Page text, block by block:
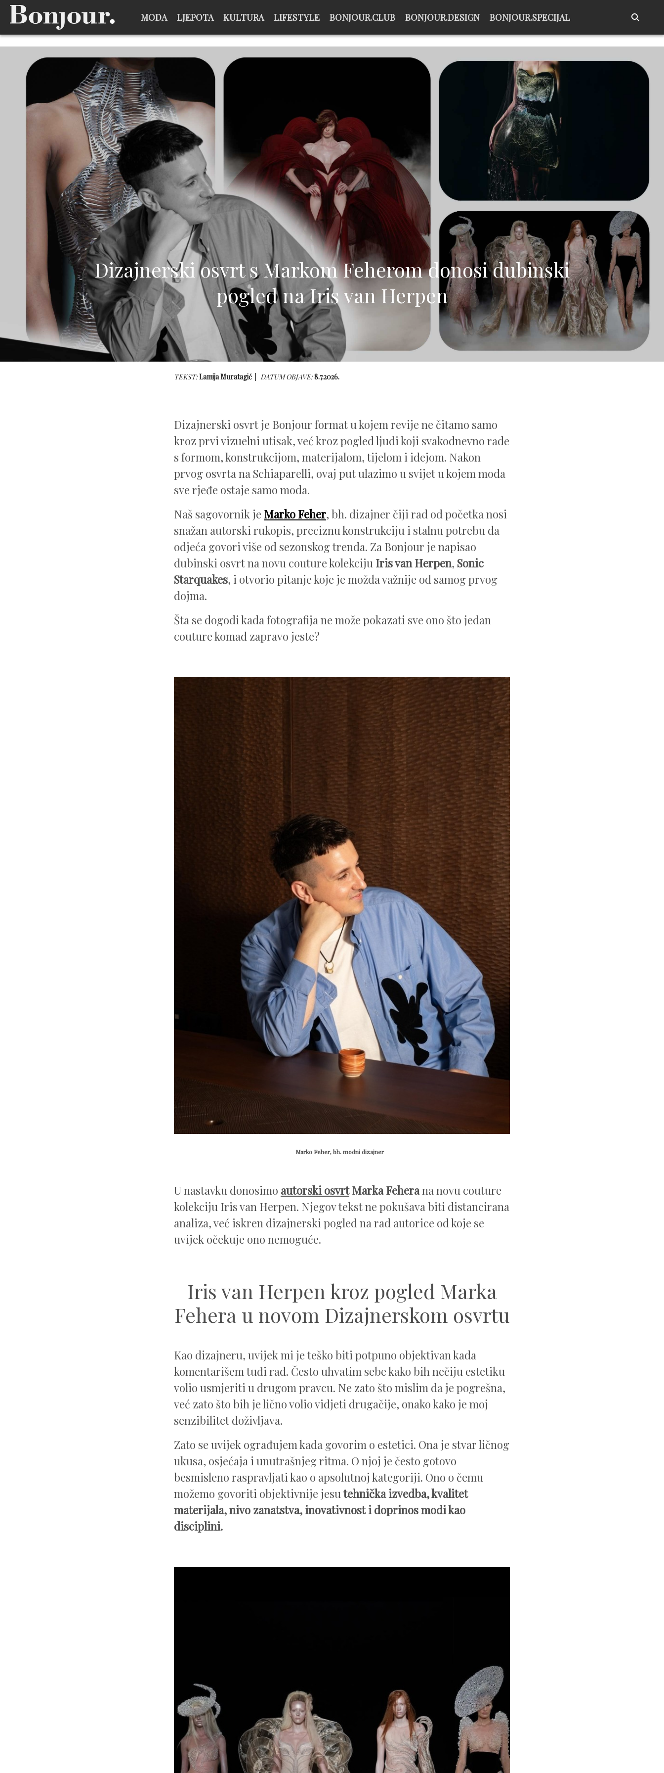
MODA LJEPOTA KULTURA LIFESTYLE BONJOUR.CLUB BONJOUR.DESIGN BONJOUR.SPECIJAL
Dizajnerski osvrt s Markom Feherom donosi dubinski
pogled na Iris van Herpen
TEKST:Lamija Muratagić DATUM OBJAVE:8.7.2026.
Dizajnerski osvrt je Bonjour format u kojem revije ne čitamo samo
kroz prvi vizuelni utisak, već kroz pogled ljudi koji svakodnevno rade
s formom, konstrukcijom, materijalom, tijelom i idejom. Nakon
prvog osvrta na Schiaparelli, ovaj put ulazimo u svijet u kojem moda
sve rjeđe ostaje samo moda.
Naš sagovornik je Marko Feher, bh. dizajner čiji rad od početka nosi
snažan autorski rukopis, preciznu konstrukciju i stalnu potrebu da
odjeća govori više od sezonskog trenda. Za Bonjour je napisao
dubinski osvrt na novu couture kolekciju Iris van Herpen, Sonic
Starquakes, i otvorio pitanje koje je možda važnije od samog prvog
dojma.
Šta se dogodi kada fotografija ne može pokazati sve ono što jedan
couture komad zapravo jeste?
Marko Feher, bh. modni dizajner
U nastavku donosimo autorski osvrtMarka Feherana novu couture
kolekciju Iris van Herpen. Njegov tekst ne pokušava biti distancirana
analiza, već iskren dizajnerski pogled na rad autorice od koje se
uvijek očekuje ono nemoguće.
Iris van Herpen kroz pogled Marka
Fehera u novom Dizajnerskom osvrtu
Kao dizajneru, uvijek mi je teško biti potpuno objektivan kada
komentarišem tuđi rad. Često uhvatim sebe kako bih nečiju estetiku
volio usmjeriti u drugom pravcu. Ne zato što mislim da je pogrešna,
već zato što bih je lično volio vidjeti drugačije, onako kako je moj
senzibilitet doživljava.
Zato se uvijek ograđujem kada govorim o estetici. Ona je stvar ličnog
ukusa, osjećaja i unutrašnjeg ritma. O njoj je često gotovo
besmisleno raspravljati kao o apsolutnoj kategoriji. Ono o čemu
možemo govoriti objektivnije jesu tehnička izvedba, kvalitet
materijala, nivo zanatstva, inovativnost i doprinos modi kao
disciplini.